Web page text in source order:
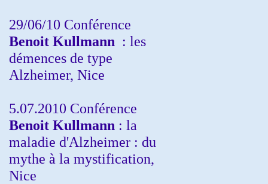
29/06/10 Conférence
Benoit Kullmann : les
démences de type
Alzheimer, Nice
5.07.2010 Conférence
Benoit Kullmann : la
maladie d'Alzheimer : du
mythe à la mystification,
Nice